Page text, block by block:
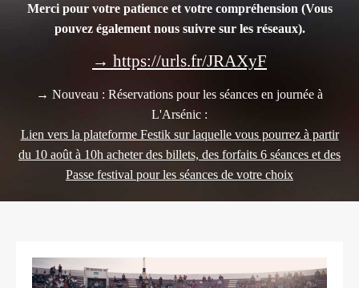
Merci pour votre patience et votre compréhension (Vous
pouvez également nous suivre sur les réseaux).
→ https://urls.fr/JRAXyF
→ Nouveau : Réservations pour les séances en journée à
L'Arsénic :
Lien vers la plateforme Festik sur laquelle vous pourrez à partir
du 10 août à 10h acheter des billets, des forfaits 6 séances et des
Passe festival pour les séances de votre choix